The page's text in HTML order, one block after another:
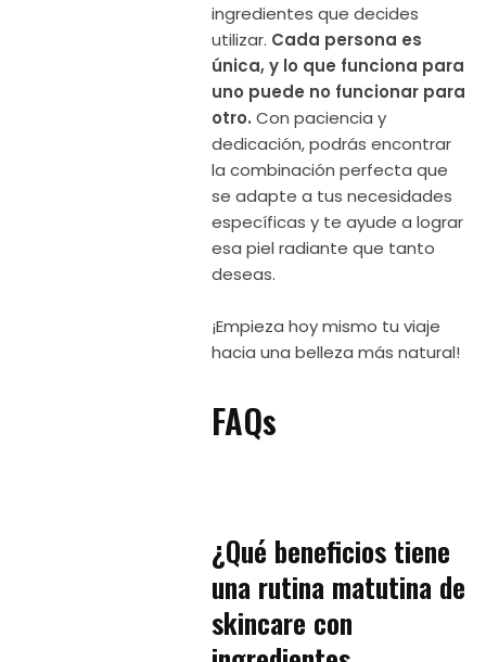
ingredientes que decides
utilizar. Cada persona es
única, y lo que funciona para
uno puede no funcionar para
otro. Con paciencia y
dedicación, podrás encontrar
la combinación perfecta que
se adapte a tus necesidades
específicas y te ayude a lograr
esa piel radiante que tanto
deseas.
¡Empieza hoy mismo tu viaje
hacia una belleza más natural!
FAQs
¿Qué beneficios tiene
una rutina matutina de
skincare con